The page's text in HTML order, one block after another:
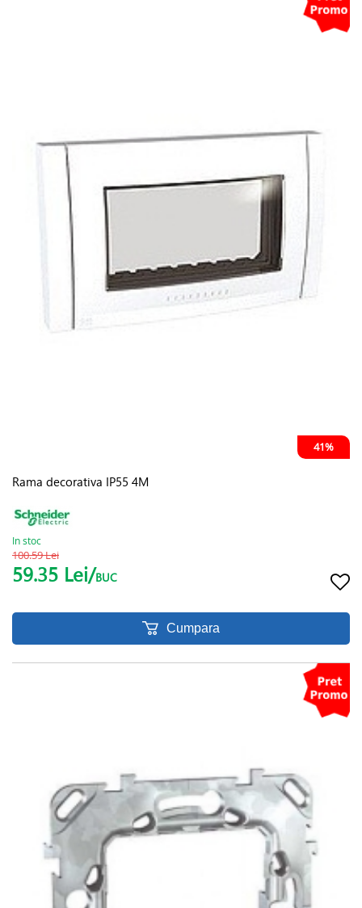
41%
Rama decorativa IP55 4M
In stoc
100.59 Lei
59.35 Lei/BUC
Cumpara